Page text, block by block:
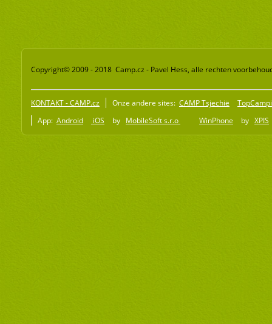
Copyright© 2009 - 2018 Camp.cz - Pavel Hess, alle rechten
KONTAKT - CAMP.cz Onze andere sites: CAMP Tsjechië
App: Android iOS by MobileSoft s.r.o WinPhone by XPIS